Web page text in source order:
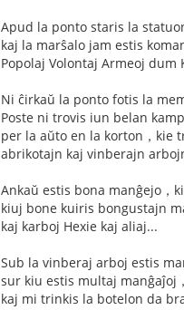
Apud la ponto staris la
kaj la marŝalo jam estis
Popolaj Volontaj Armeoj dum
Ni ĉirkaŭ la ponto fotis la
Poste ni trovis iun belan
per la aŭto en la korton，kie
abrikotajn kaj vinberajn
Ankaŭ estis bona manĝejo，
kiuj bone kuiris bongustajn
kaj karboj Hexie kaj aliaj...
Sub la vinberaj arboj estis
sur kiu estis multaj manĝaĵoj
kaj mi trinkis la botelon da